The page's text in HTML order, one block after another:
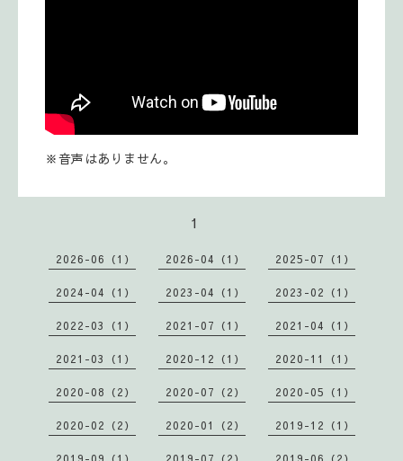
※音声はありません。
1
2026-06（1） 2026-04（1） 2025-07（1）
2024-04（1） 2023-04（1） 2023-02（1）
2022-03（1） 2021-07（1） 2021-04（1）
2021-03（1） 2020-12（1） 2020-11（1）
2020-08（2） 2020-07（2） 2020-05（1）
2020-02（2） 2020-01（2） 2019-12（1）
2019-09（1） 2019-07（2） 2019-06（2）